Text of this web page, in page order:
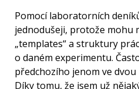
Pomocí laboratorních
jednodušeji, protože mohu
„templates“ a struktury
o daném experimentu.
předchozího jenom ve
Díky tomu, že jsem už